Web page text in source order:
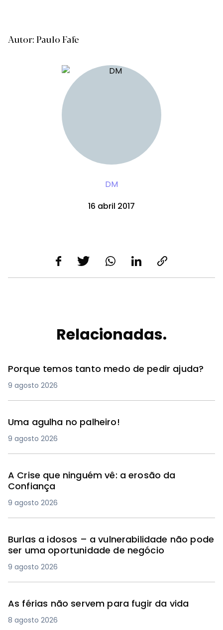
Autor: Paulo Fafe
DM
16 abril 2017
Relacionadas.
Porque temos tanto medo de pedir ajuda?
9 agosto 2026
Uma agulha no palheiro!
9 agosto 2026
A Crise que ninguém vê: a erosão da
Confiança
9 agosto 2026
Burlas a idosos – a vulnerabilidade não pode
ser uma oportunidade de negócio
9 agosto 2026
As férias não servem para fugir da vida
8 agosto 2026